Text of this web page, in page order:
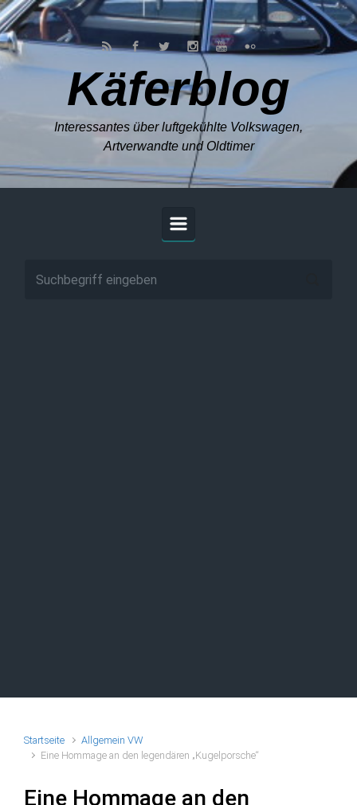
Zum Hauptinhalt springen
Käferblog
Interessantes über luftgekühlte Volkswagen,
Artverwandte und Oldtimer
Startseite
Allgemein VW
Eine Hommage an den legendären „Kugelporsche“
Eine Hommage an den